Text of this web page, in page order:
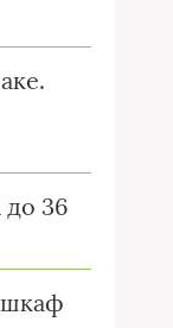
36